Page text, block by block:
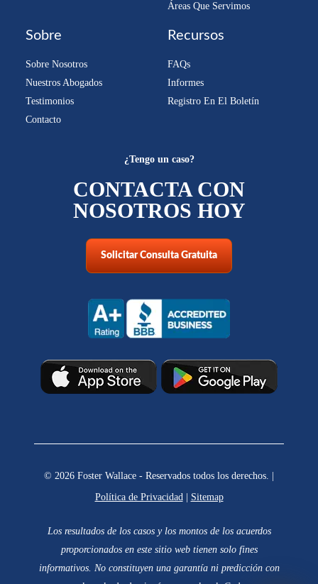
Áreas Que Servimos
Sobre
Sobre Nosotros
Nuestros Abogados
Testimonios
Contacto
Recursos
FAQs
Informes
Registro En El Boletín
¿Tengo un caso?
CONTACTA CON
NOSOTROS HOY
Solicitar Consulta Gratuita
© 2026 Foster Wallace - Reservados todos los derechos. |
Política de Privacidad
Sitemap
Los resultados de los casos y los montos de los acuerdos
proporcionados en este sitio web tienen solo fines
informativos. No constituyen una garantía ni predicción con